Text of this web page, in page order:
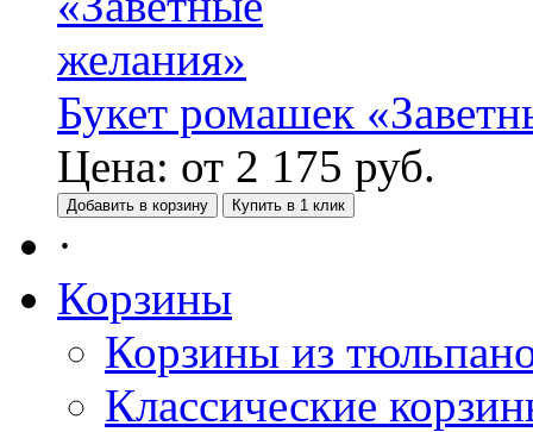
Букет ромашек
Цена: от 2 175 руб.
Добавить в корзину Купить в 1 клик
·
Корзины
Корзины из
Классические